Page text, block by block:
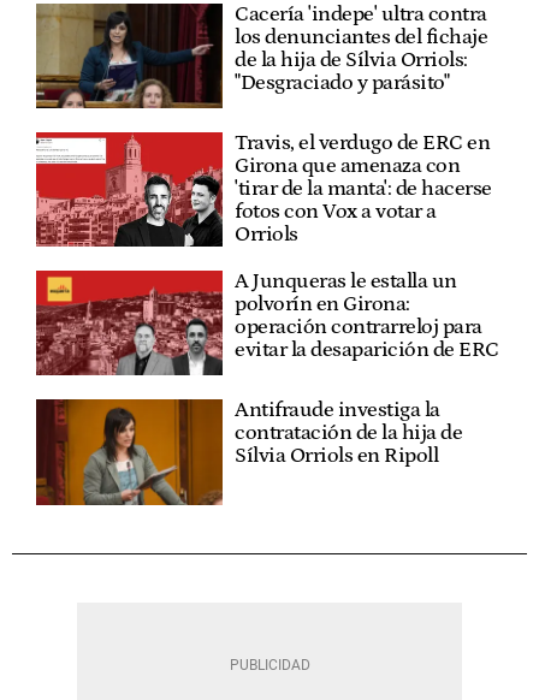
Cacería 'indepe' ultra contra
los denunciantes del fichaje
de la hija de Sílvia Orriols:
"Desgraciado y parásito"
Travis, el verdugo de ERC en
Girona que amenaza con
'tirar de la manta': de hacerse
fotos con Vox a votar a
Orriols
A Junqueras le estalla un
polvorín en Girona:
operación contrarreloj para
evitar la desaparición de ERC
Antifraude investiga la
contratación de la hija de
Sílvia Orriols en Ripoll